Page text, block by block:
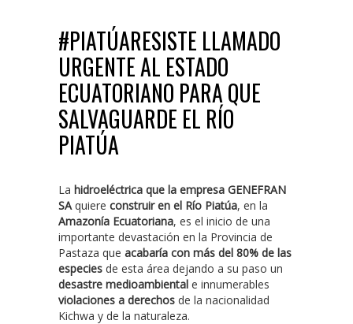
#PIATÚARESISTE LLAMADO
URGENTE AL ESTADO
ECUATORIANO PARA QUE
SALVAGUARDE EL RÍO
PIATÚA
La hidroeléctrica que la empresa GENEFRAN
SAquiere construir en el Río Piatúa, en la
Amazonía Ecuatoriana, es el inicio de una
importante devastación en la Provincia de
Pastaza que acabaría con más del 80% de las
especies de esta área dejando a su paso un
desastre medioambiental e innumerables
violaciones a derechos de la nacionalidad
Kichwa y de la naturaleza.